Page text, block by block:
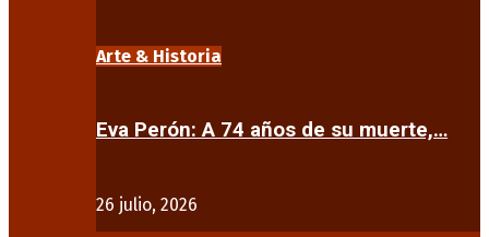
Arte & Historia
Eva Perón: A 74 años de su muerte,…
26 julio, 2026